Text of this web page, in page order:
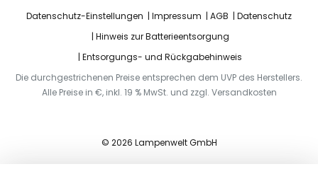
Datenschutz-Einstellungen Impressum AGB
Datenschutz
Hinweis zur Batterieentsorgung
Entsorgungs- und Rückgabehinweis
Die durchgestrichenen Preise entsprechen dem UVP des Herstellers.
Alle Preise in €, inkl. 19 % MwSt. und zzgl. Versandkosten
© 2026 Lampenwelt GmbH